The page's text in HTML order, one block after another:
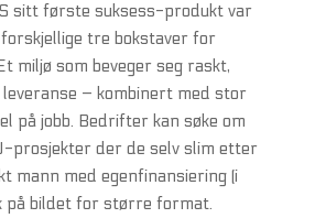
sitt første suksess-produkt var
tre bokstaver for
miljø som beveger seg raskt,
leveranse – kombinert med stor
på jobb. Bedrifter kan søke om
prosjekter der de selv slim etter
mann med egenfinansiering (i
på bildet for større format.